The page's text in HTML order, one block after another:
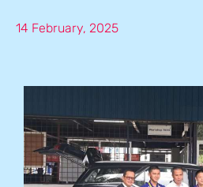
14 February, 2025